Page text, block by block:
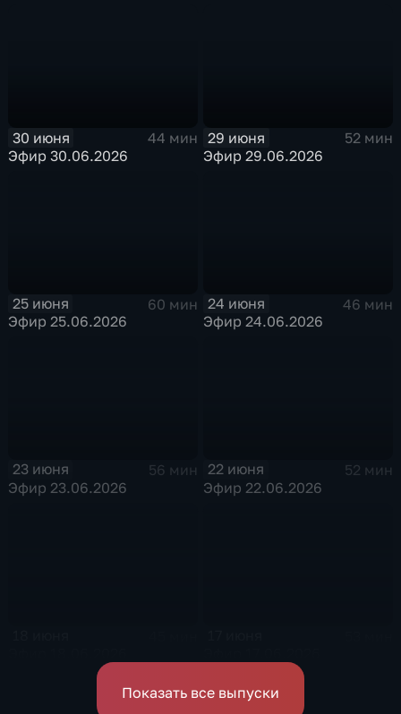
30 июня
44 мин
Эфир 30.06.2026
29 июня
52 мин
Эфир 29.06.2026
25 июня
60 мин
Эфир 25.06.2026
24 июня
46 мин
Эфир 24.06.2026
23 июня
56 мин
Эфир 23.06.2026
22 июня
52 мин
Эфир 22.06.2026
Показать все выпуски